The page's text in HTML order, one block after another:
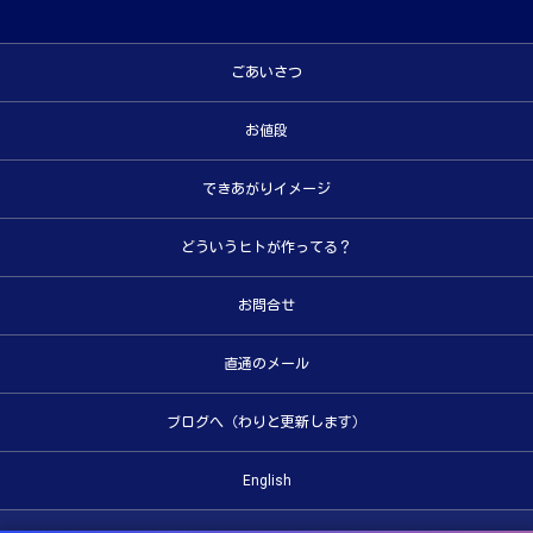
ごあいさつ
お値段
できあがりイメージ
どういうヒトが作ってる？
お問合せ
直通のメール
ブログへ（わりと更新します）
English